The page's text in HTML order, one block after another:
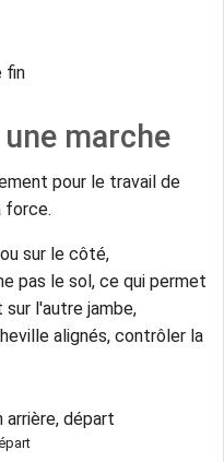
marche
pour le travail de
force.
sur le côté,
pas le sol, ce qui permet
l'autre jambe,
alignés, contrôler la